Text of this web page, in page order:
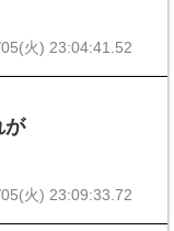
火) 23:04:41.52
が
火) 23:09:33.72